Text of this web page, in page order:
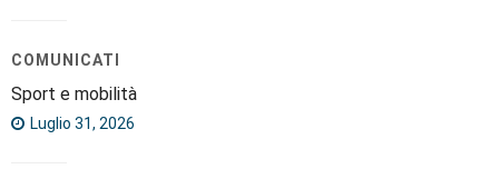
COMUNICATI
Sport e mobilità
Luglio 31, 2026